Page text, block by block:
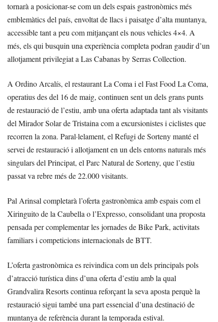
tornarà a posicionar-se com un dels espais gastronòmics més
emblemàtics del país, envoltat de llacs i paisatge d’alta muntanya,
accessible tant a peu com mitjançant els nous vehicles 4×4. A
més, els qui busquin una experiència completa podran gaudir d’un
allotjament privilegiat a Las Cabanas by Serras Collection.
A Ordino Arcalís, el restaurant La Coma i el Fast Food La Coma,
operatius des del 16 de maig, continuen sent un dels grans punts
de restauració de l’estiu, amb una oferta adaptada tant als visitants
del Mirador Solar de Tristaina com a excursionistes i ciclistes que
recorren la zona. Paral·lelament, el Refugi de Sorteny manté el
servei de restauració i allotjament en un dels entorns naturals més
singulars del Principat, el Parc Natural de Sorteny, que l’estiu
passat va rebre més de 22.000 visitants.
Pal Arinsal completarà l’oferta gastronòmica amb espais com el
Xiringuito de la Caubella o l’Expresso, consolidant una proposta
pensada per complementar les jornades de Bike Park, activitats
familiars i competicions internacionals de BTT.
L’oferta gastronòmica es reivindica com un dels principals pols
d’atracció turística dins d’una oferta d’estiu amb la qual
Grandvalira Resorts continua reforçant la seva aposta perquè la
restauració sigui també una part essencial d’una destinació de
muntanya de referència durant la temporada estival.